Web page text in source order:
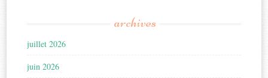
archives
juillet 2026
juin 2026